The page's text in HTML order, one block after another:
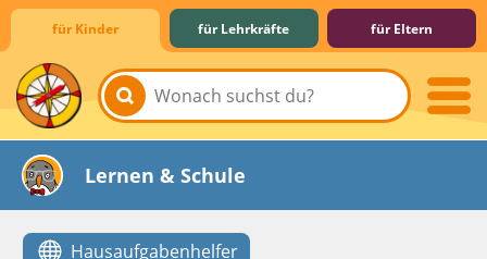
für Kinder für Lehrkräfte für Eltern
Lernen & Schule
Hausaufgabenhelfer